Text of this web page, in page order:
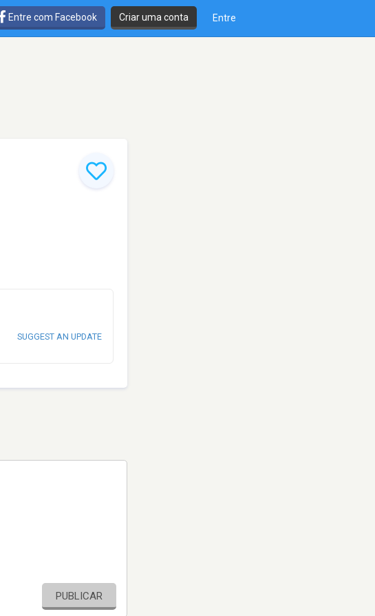
Entre com Facebook Criar uma conta Entre
SUGGEST AN UPDATE
PUBLICAR